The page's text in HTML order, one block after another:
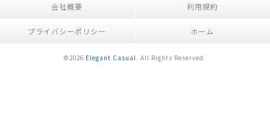
会社概要 利用規約
プライバシーポリシー ホーム
©2026 Elegant Casual . All Rights Reserved.